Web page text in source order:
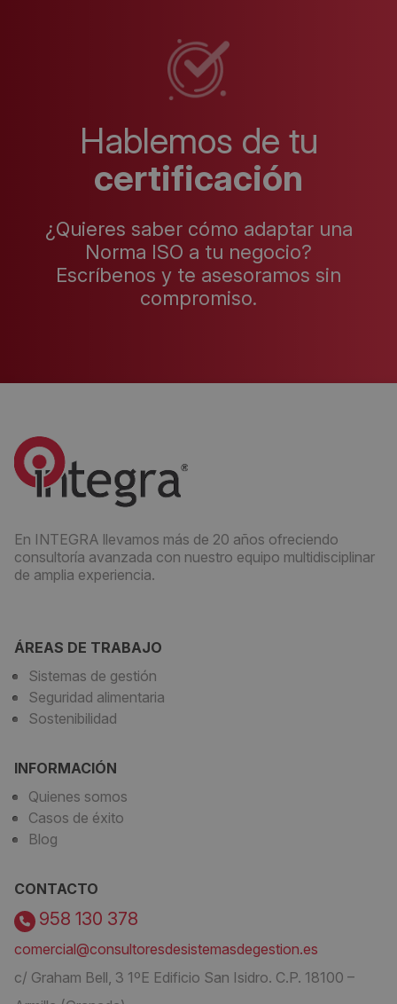
Hablemos de tu
certificación
¿Quieres saber cómo adaptar una
Norma ISO a tu negocio?
Escríbenos y te asesoramos sin
compromiso.
En INTEGRA llevamos más de 20 años ofreciendo
consultoría avanzada con nuestro equipo multidisciplinar
de amplia experiencia.
ÁREAS DE TRABAJO
Sistemas de gestión
Seguridad alimentaria
Sostenibilidad
INFORMACIÓN
Quienes somos
Casos de éxito
Blog
CONTACTO
958 130 378
comercial@consultoresdesistemasdegestion.es
c/ Graham Bell, 3 1ºE Edificio San Isidro. C.P. 18100 –